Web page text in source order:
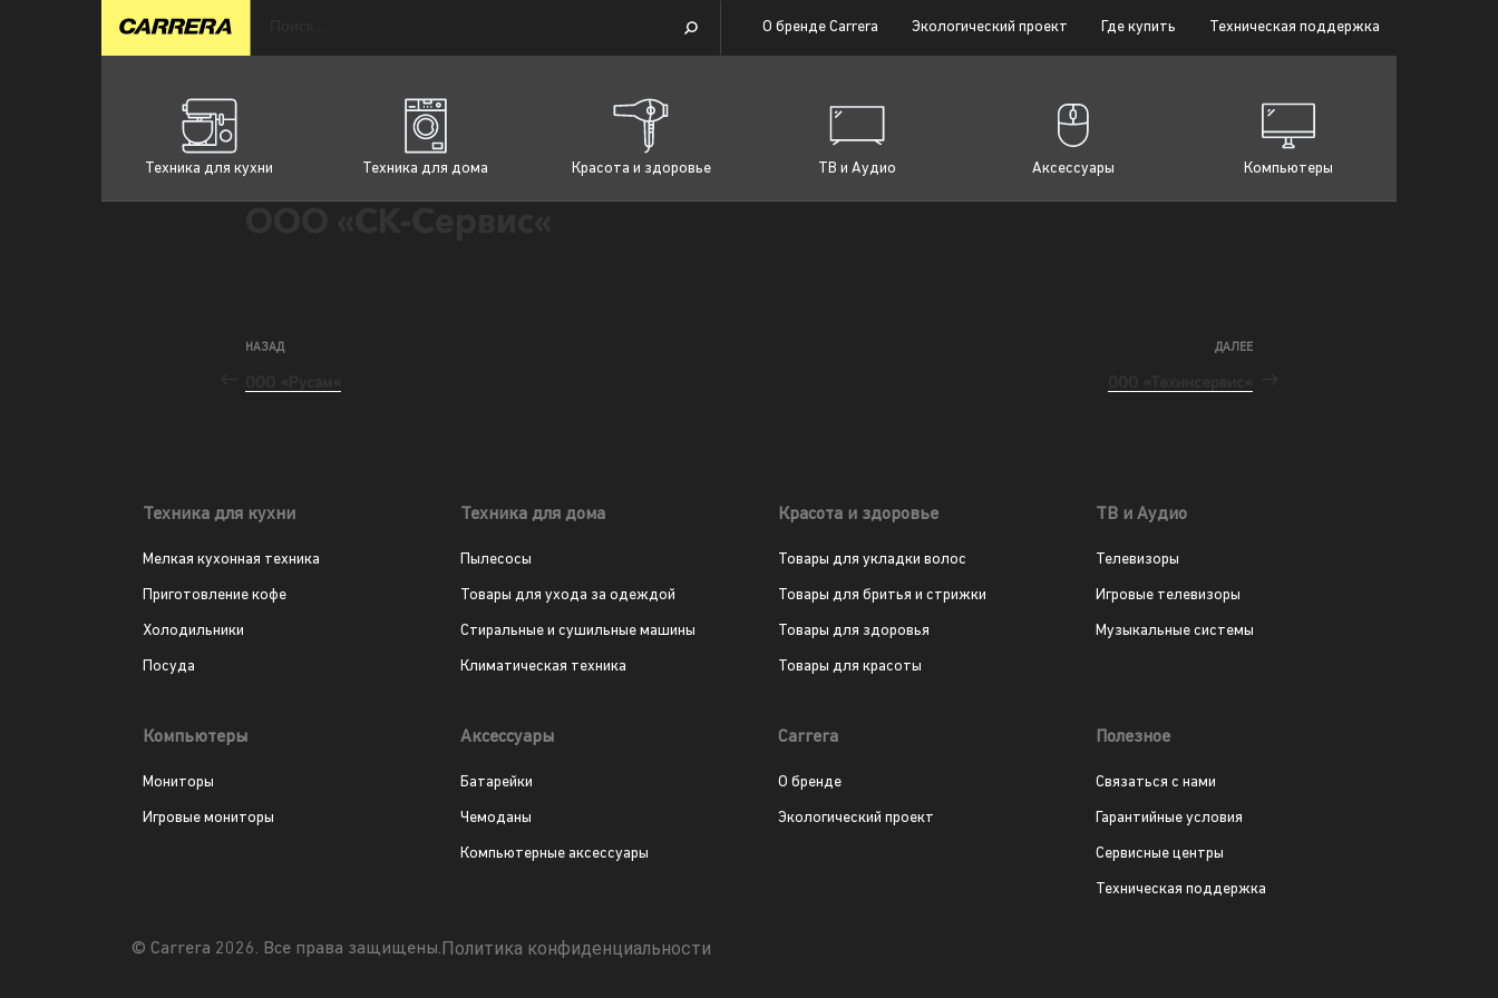
О бренде Carrera Экологический проект Где купить Техническая поддержка
Техника для кухни Техника для дома Красота и здоровье ТВ и Аудио Аксессуары Компьютеры
НАЗАД ДАЛЕЕ
Техника для кухни
Мелкая кухонная техника
Приготовление кофе
Холодильники
Посуда
Техника для дома
Пылесосы
Товары для ухода за одеждой
Стиральные и сушильные машины
Климатическая техника
Красота и здоровье
Товары для укладки волос
Товары для бритья и стрижки
Товары для здоровья
Товары для красоты
ТВ и Аудио
Телевизоры
Игровые телевизоры
Музыкальные системы
Компьютеры
Мониторы
Игровые мониторы
Аксессуары
Батарейки
Чемоданы
Компьютерные аксессуары
Carrera
О бренде
Экологический проект
Полезное
Связаться с нами
Гарантийные условия
Сервисные центры
Техническая поддержка
© Carrera 2026. Все права защищены.Политика конфиденциальности